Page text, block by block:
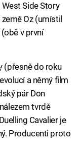
Side Story
Oz (umístil
v první
(přesně do roku
a němý film
pár Don
tvrdě
Cavalier je
Producenti proto